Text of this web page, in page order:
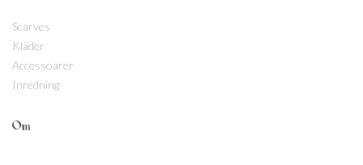
Scarves
Kläder
Accessoarer
Inredning
Om